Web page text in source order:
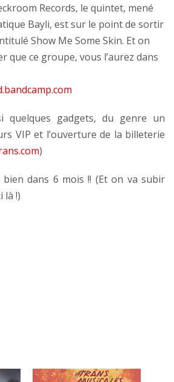
Records, le quintet, mené
Bayli, est sur le point de sortir
Show Me Some Skin. Et on
que ce groupe, vous l’aurez dans
quelques gadgets, du genre un
VIP et l’ouverture de la billeterie
)
dans 6 mois !! (Et on va subir
là !)